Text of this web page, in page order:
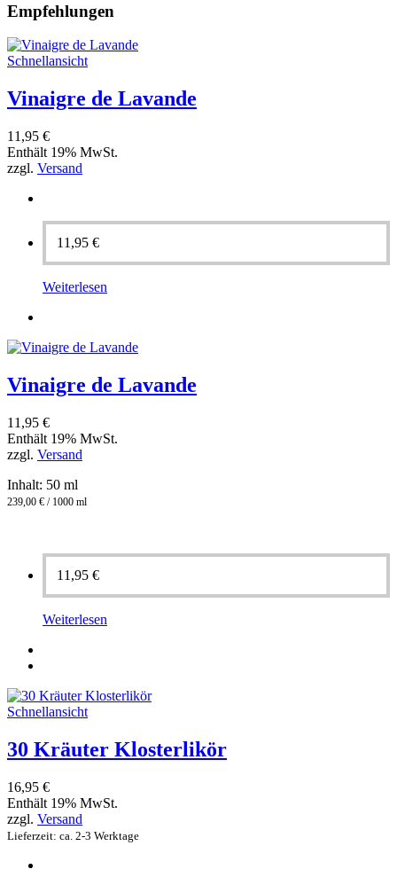
Empfehlungen
Schnellansicht
Vinaigre de Lavande
11,95 €
Enthält 19% MwSt.
zzgl. Versand
11,95 €
Weiterlesen
Vinaigre de Lavande
11,95 €
Enthält 19% MwSt.
zzgl. Versand
Inhalt: 50 ml
239,00 € / 1000 ml
11,95 €
Weiterlesen
Schnellansicht
30 Kräuter Klosterlikör
16,95 €
Enthält 19% MwSt.
zzgl. Versand
Lieferzeit: ca. 2-3 Werktage